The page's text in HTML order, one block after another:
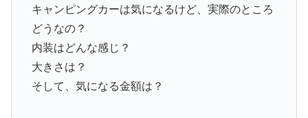
キャンピングカーは気になるけど、実際のところ
どうなの？
内装はどんな感じ？
大きさは？
そして、気になる金額は？